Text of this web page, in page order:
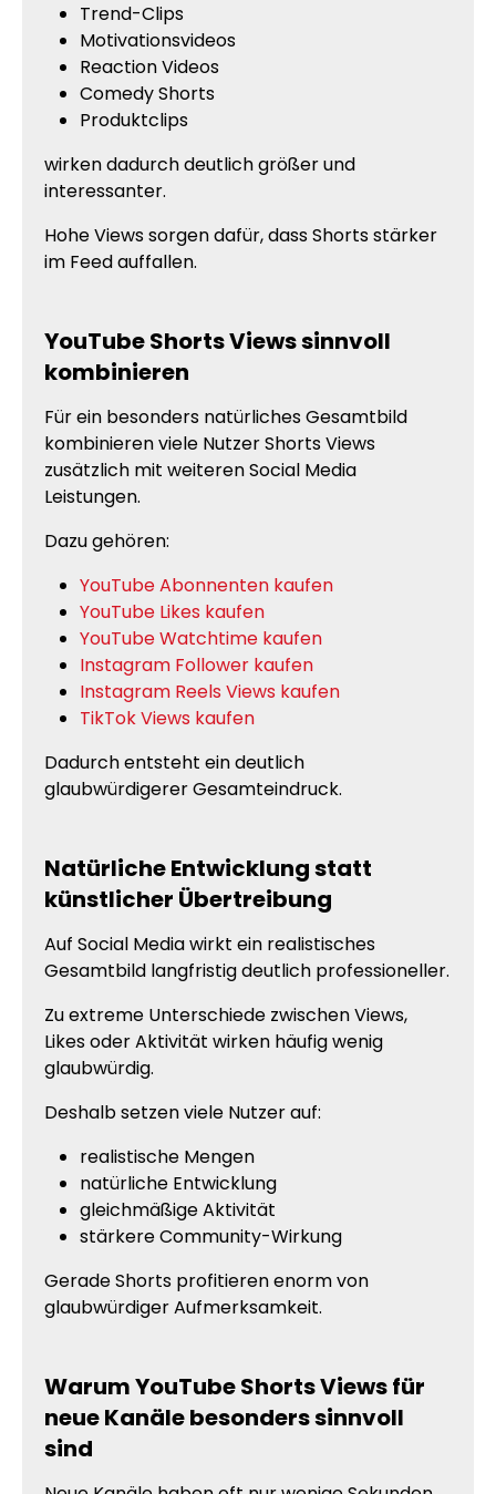
Trend-Clips
Motivationsvideos
Reaction Videos
Comedy Shorts
Produktclips
wirken dadurch deutlich größer und
interessanter.
Hohe Views sorgen dafür, dass Shorts stärker
im Feed auffallen.
YouTube Shorts Views sinnvoll
kombinieren
Für ein besonders natürliches Gesamtbild
kombinieren viele Nutzer Shorts Views
zusätzlich mit weiteren Social Media
Leistungen.
Dazu gehören:
YouTube Abonnenten kaufen
YouTube Likes kaufen
YouTube Watchtime kaufen
Instagram Follower kaufen
Instagram Reels Views kaufen
TikTok Views kaufen
Dadurch entsteht ein deutlich
glaubwürdigerer Gesamteindruck.
Natürliche Entwicklung statt
künstlicher Übertreibung
Auf Social Media wirkt ein realistisches
Gesamtbild langfristig deutlich professioneller.
Zu extreme Unterschiede zwischen Views,
Likes oder Aktivität wirken häufig wenig
glaubwürdig.
Deshalb setzen viele Nutzer auf:
realistische Mengen
natürliche Entwicklung
gleichmäßige Aktivität
stärkere Community-Wirkung
Gerade Shorts profitieren enorm von
glaubwürdiger Aufmerksamkeit.
Warum YouTube Shorts Views für
neue Kanäle besonders sinnvoll
sind